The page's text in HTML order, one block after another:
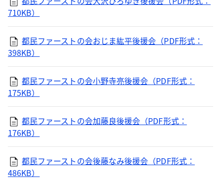
710KB）
都民ファーストの会おじま紘平後援会（PDF形式：
398KB）
都民ファーストの会小野寺亮後援会（PDF形式：
175KB）
都民ファーストの会加藤良後援会（PDF形式：
176KB）
都民ファーストの会後藤なみ後援会（PDF形式：
486KB）